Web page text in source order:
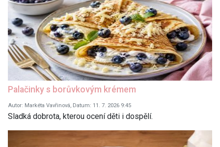
Palačinky s borůvkovým krémem
Autor: Markéta Vavřinová, Datum: 11. 7. 2026 9:45
Sladká dobrota, kterou ocení děti i dospělí.